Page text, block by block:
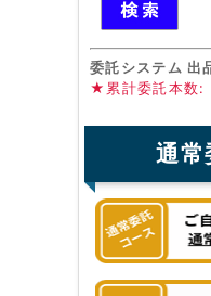
委託システム 出
★累計委託本数:
通常